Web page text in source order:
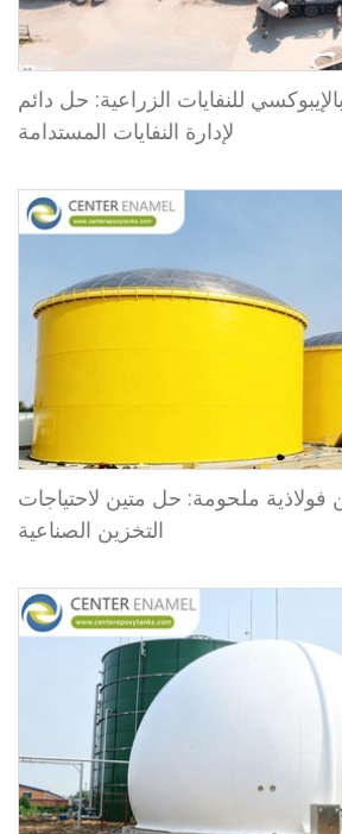
للنفايات الزراعية: حل دائم
لإدارة النفايات المستدامة
فولاذية ملحومة: حل متين لاحتياجات
التخزين الصناعية